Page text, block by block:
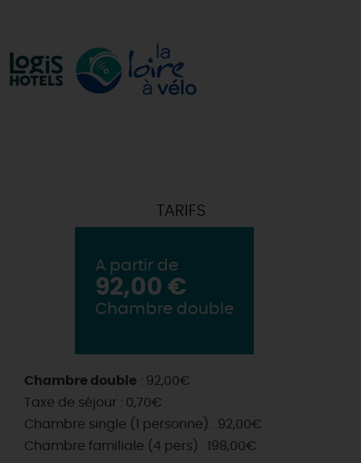
TARIFS
A partir de
92,00 €
Chambre double
Chambre double : 92,00€
Taxe de séjour : 0,70€
Chambre single (1 personne) : 92,00€
Chambre familiale (4 pers) : 198,00€